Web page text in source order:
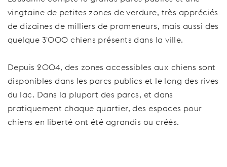
vingtaine de petites zones de verdure, très appréciés
de dizaines de milliers de promeneurs, mais aussi des
quelque 3'000 chiens présents dans la ville.
Depuis 2004, des zones accessibles aux chiens sont
disponibles dans les parcs publics et le long des rives
du lac. Dans la plupart des parcs, et dans
pratiquement chaque quartier, des espaces pour
chiens en liberté ont été agrandis ou créés.